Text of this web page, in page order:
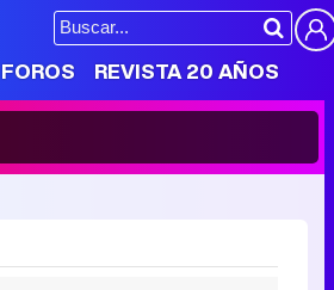
FOROS REVISTA 20 AÑOS